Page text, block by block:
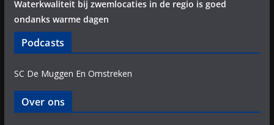
Waterkwaliteit bij zwemlocaties in de regio is goed
ondanks warme dagen
Podcasts
SC De Muggen En Omstreken
Over ons